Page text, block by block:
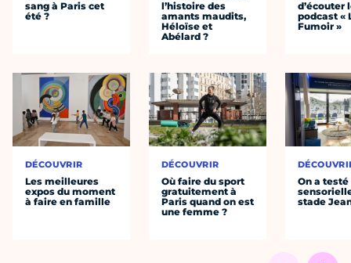
sang à Paris cet
été ?
DÉCOUVRIR
Les meilleures
expos du moment
à faire en famille
l’histoire des
amants maudits,
Héloïse et
Abélard ?
DÉCOUVRIR
Où faire du sport
gratuitement à
Paris quand on est
une femme ?
d’écouter
podcast «
Fumoir »
On a
stade